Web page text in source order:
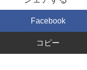
Facebook
コピー